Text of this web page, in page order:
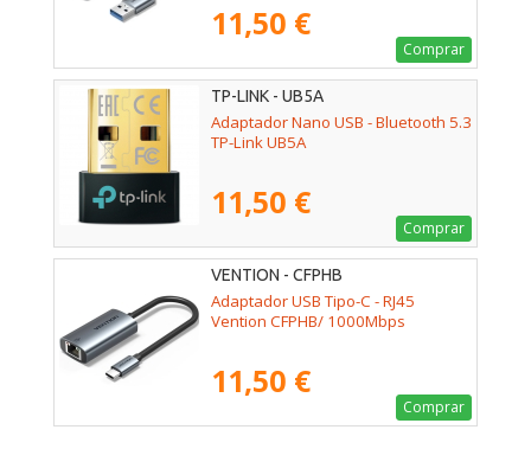
11,50 €
Comprar
TP-LINK - UB5A
Adaptador Nano USB - Bluetooth 5.3
TP-Link UB5A
11,50 €
Comprar
VENTION - CFPHB
Adaptador USB Tipo-C - RJ45
Vention CFPHB/ 1000Mbps
11,50 €
Comprar